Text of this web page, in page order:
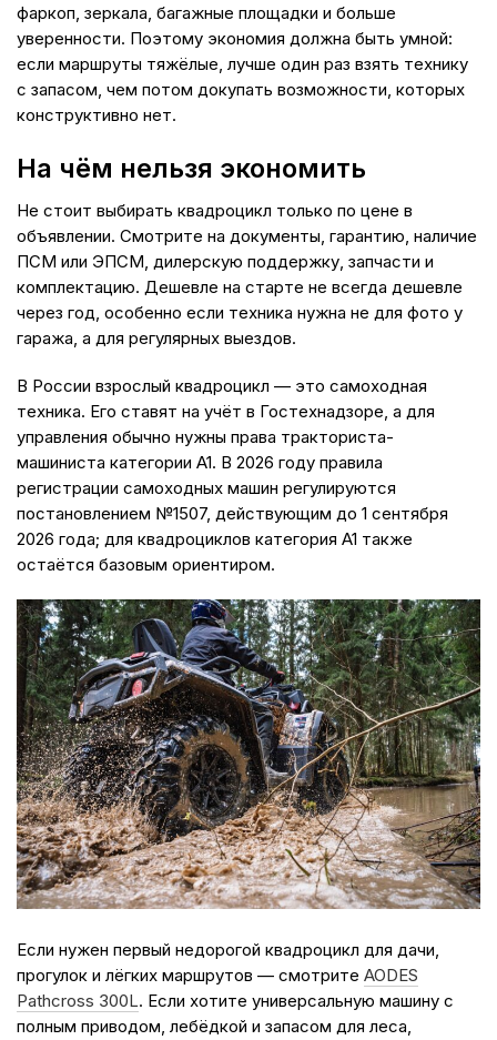
фаркоп, зеркала, багажные площадки и больше
уверенности. Поэтому экономия должна быть умной:
если маршруты тяжёлые, лучше один раз взять технику
с запасом, чем потом докупать возможности, которых
конструктивно нет.
На чём нельзя экономить
Не стоит выбирать квадроцикл только по цене в
объявлении. Смотрите на документы, гарантию, наличие
ПСМ или ЭПСМ, дилерскую поддержку, запчасти и
комплектацию. Дешевле на старте не всегда дешевле
через год, особенно если техника нужна не для фото у
гаража, а для регулярных выездов.
В России взрослый квадроцикл — это самоходная
техника. Его ставят на учёт в Гостехнадзоре, а для
управления обычно нужны права тракториста-
машиниста категории A1. В 2026 году правила
регистрации самоходных машин регулируются
постановлением №1507, действующим до 1 сентября
2026 года; для квадроциклов категория A1 также
остаётся базовым ориентиром.
Если нужен первый недорогой квадроцикл для дачи,
прогулок и лёгких маршрутов — смотрите AODES
Pathcross 300L. Если хотите универсальную машину с
полным приводом, лебёдкой и запасом для леса,